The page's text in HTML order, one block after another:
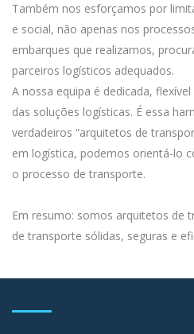
Também nos esforçamos por
e social, não apenas nos
embarques que realizamos,
parceiros logísticos adequados.
A nossa equipa é dedicada,
das soluções logísticas. É essa
verdadeiros “arquitetos de
em logística, podemos orientá-lo
o processo de transporte.
Em resumo: somos arquitetos de
de transporte sólidas, seguras e